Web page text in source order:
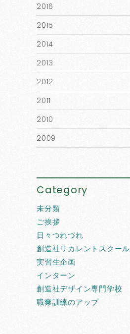
2016
2015
2014
2013
2012
2011
2010
2009
Category
未分類
ご挨拶
日々つれづれ
創造社リカレントスクール
実習生企画
インターン
創造社デザイン専門学校
職業訓練のアップ